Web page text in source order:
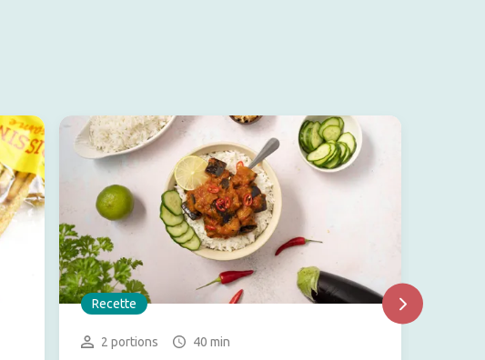
Recette
2 portions 40 min